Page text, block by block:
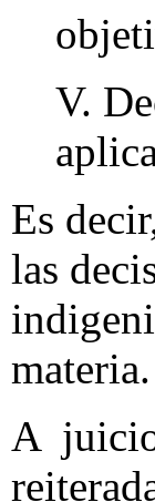
V.
Es
las
materia.
A